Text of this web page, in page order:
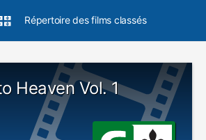
Répertoire des films classés
Heaven Vol. 1